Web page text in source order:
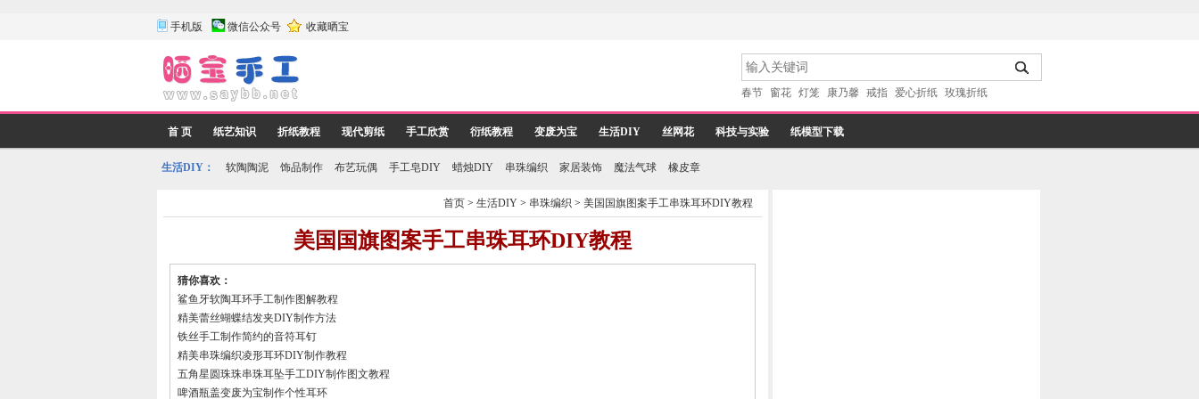
手机版 微信公众号 收藏晒宝
春节 窗花 灯笼 康乃馨 戒指 爱心折纸 玫瑰折纸
首 页 纸艺知识 折纸教程 现代剪纸 手工欣赏 衍纸教程 变废为宝 生活DIY 丝网花 科技与实验 纸模型下载
生活DIY： 软陶陶泥 饰品制作 布艺玩偶 手工皂DIY 蜡烛DIY 串珠编织 家居装饰 魔法气球 橡皮章
首页 >生活DIY > 串珠编织 >美国国旗图案手工串珠耳环DIY教程
美国国旗图案手工串珠耳环DIY教程
猜你喜欢：
鲨鱼牙软陶耳环手工制作图解教程
精美蕾丝蝴蝶结发夹DIY制作方法
铁丝手工制作简约的音符耳钉
精美串珠编织凌形耳环DIY制作教程
五角星圆珠珠串珠耳坠手工DIY制作图文教程
啤酒瓶盖变废为宝制作个性耳环